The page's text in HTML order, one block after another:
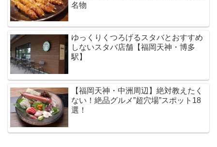
名物
ゆっくりくつろげるスタバとおすすめ
しないスタバ店舗【福岡天神・博多
駅】
【福岡天神・中洲周辺】絶対教えたく
ない！絶品グルメ”超穴場”スポット18
選！